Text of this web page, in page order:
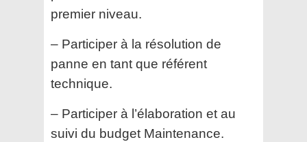
premier niveau.
– Participer à la résolution de
panne en tant que référent
technique.
– Participer à l’élaboration et au
suivi du budget Maintenance.